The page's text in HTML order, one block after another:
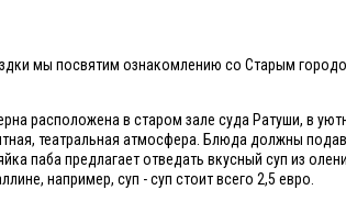
мы посвятим ознакомлению со Старым
расположена в старом зале суда Ратуши, в
театральная атмосфера. Блюда должны
паба предлагает отведать вкусный суп из
например, суп - суп стоит всего 2,5 евро.